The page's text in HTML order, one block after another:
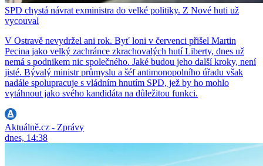
SPD chystá návrat exministra do velké politiky. Z Nové huti už
vycouval
V Ostravě nevydržel ani rok. Byť loni v červenci přišel Martin
Pecina jako velký zachránce zkrachovalých hutí Liberty, dnes už
nemá s podnikem nic společného. Jaké budou jeho další kroky, není
jisté. Bývalý ministr průmyslu a šéf antimonopolního úřadu však
nadále spolupracuje s vládním hnutím SPD, jež by ho mohlo
vytáhnout jako svého kandidáta na důležitou funkci.
Aktuálně.cz - Zprávy
dnes, 14:38